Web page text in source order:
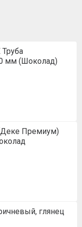
мм (Шоколад)
Премиум)
глянец